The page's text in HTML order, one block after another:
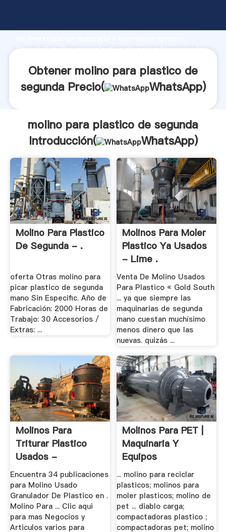
Agarrando fuerte capacidad de producción, fuerza
Shanghai molino para plastico de segunda proveedor
Obtener molino para plastico de
segunda Precio(
WhatsApp)
molino para plastico de segunda
Introducción(
WhatsApp)
Molino Para Plastico
De Segunda - .
oferta Otras molino para
picar plastico de segunda
mano Sin Especific. Año de
Fabricación: 2000 Horas de
Trabajo: 30 Accesorios /
Extras: ...
Molinos Para Moler
Plastico Ya Usados
- Lime .
Venta De Molino Usados
Para Plastico « Gold South
... ya que siempre las
maquinarias de segunda
mano cuestan muchísimo
menos dinero que las
nuevas. quizás ...
Molinos Para
Triturar Plastico
Usados -
Trituradora .
Encuentra 34 publicaciones
para Molino Usado
Granulador De Plastico en .
Molino Para ... Clic aqui
para mas Negocios y
Articulos varios para
Molinos Para PET |
Maquinaria Y
Equipos
... molino para reciclar
plasticos; molinos para
moler plasticos; molino de
pet ... diablo carga;
compactadoras plastico ;
compactadoras pet; molino